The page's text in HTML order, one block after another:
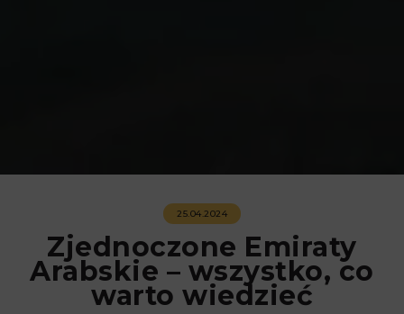
25.04.2024
Zjednoczone Emiraty
Arabskie – wszystko, co
warto wiedzieć